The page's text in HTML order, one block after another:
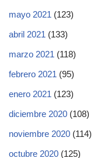
mayo 2021 (123)
abril 2021 (133)
marzo 2021 (118)
febrero 2021 (95)
enero 2021 (123)
diciembre 2020 (108)
noviembre 2020 (114)
octubre 2020 (125)